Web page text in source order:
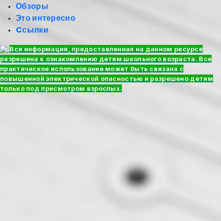
Обзоры
Это интересно
Cсылки
Вся информация, предоставленная на данном ресурсе
разрешена к ознакомлению детям школьного возраста. Все
практическое использование может быть связана с
повышенной электрической опасностью и разрешено детям
только под присмотром взрослых.